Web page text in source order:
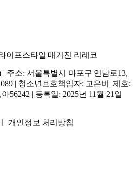
이프스타일 매거진 리레코
| 주소: 서울특별시 마포구 연남로13,
| 청소년보호책임자: 고은비| 제호:
56242 | 등록일: 2025년 11월 21일
개인정보 처리방침